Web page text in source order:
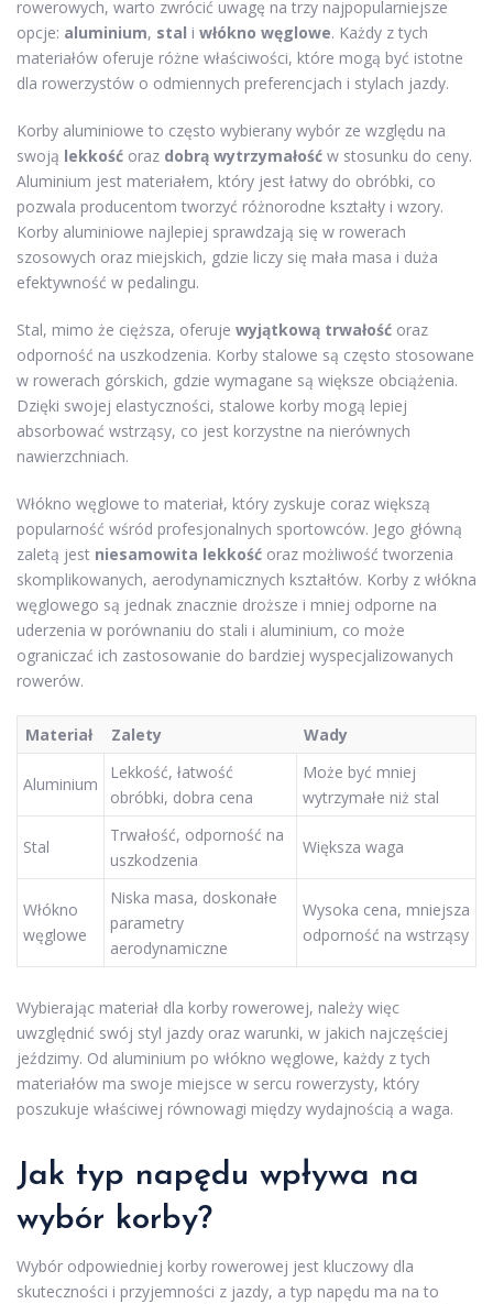
rowerowych, warto zwrócić uwagę na trzy najpopularniejsze
opcje: aluminium, stal i włókno węglowe. Każdy z tych
materiałów oferuje różne właściwości, które mogą być istotne
dla rowerzystów o odmiennych preferencjach i stylach jazdy.
Korby aluminiowe to często wybierany wybór ze względu na
swoją lekkość oraz dobrą wytrzymałość w stosunku do ceny.
Aluminium jest materiałem, który jest łatwy do obróbki, co
pozwala producentom tworzyć różnorodne kształty i wzory.
Korby aluminiowe najlepiej sprawdzają się w rowerach
szosowych oraz miejskich, gdzie liczy się mała masa i duża
efektywność w pedalingu.
Stal, mimo że cięższa, oferuje wyjątkową trwałość oraz
odporność na uszkodzenia. Korby stalowe są często stosowane
w rowerach górskich, gdzie wymagane są większe obciążenia.
Dzięki swojej elastyczności, stalowe korby mogą lepiej
absorbować wstrząsy, co jest korzystne na nierównych
nawierzchniach.
Włókno węglowe to materiał, który zyskuje coraz większą
popularność wśród profesjonalnych sportowców. Jego główną
zaletą jest niesamowita lekkość oraz możliwość tworzenia
skomplikowanych, aerodynamicznych kształtów. Korby z włókna
węglowego są jednak znacznie droższe i mniej odporne na
uderzenia w porównaniu do stali i aluminium, co może
ograniczać ich zastosowanie do bardziej wyspecjalizowanych
rowerów.
Materiał Zalety Wady
Aluminium
Lekkość, łatwość
obróbki, dobra cena
Może być mniej
wytrzymałe niż stal
Stal
Trwałość, odporność na
uszkodzenia
Większa waga
Włókno
węglowe
Niska masa, doskonałe
parametry
aerodynamiczne
Wysoka cena, mniejsza
odporność na wstrząsy
Wybierając materiał dla korby rowerowej, należy więc
uwzględnić swój styl jazdy oraz warunki, w jakich najczęściej
jeździmy. Od aluminium po włókno węglowe, każdy z tych
materiałów ma swoje miejsce w sercu rowerzysty, który
poszukuje właściwej równowagi między wydajnością a waga.
Jak typ napędu wpływa na
wybór korby?
Wybór odpowiedniej korby rowerowej jest kluczowy dla
skuteczności i przyjemności z jazdy, a typ napędu ma na to